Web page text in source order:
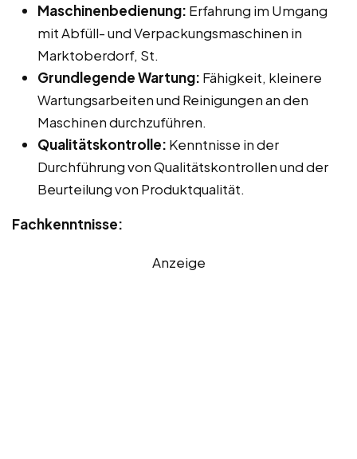
Maschinenbedienung: Erfahrung im Umgang
mit Abfüll- und Verpackungsmaschinen in
Marktoberdorf, St.
Grundlegende Wartung: Fähigkeit, kleinere
Wartungsarbeiten und Reinigungen an den
Maschinen durchzuführen.
Qualitätskontrolle: Kenntnisse in der
Durchführung von Qualitätskontrollen und der
Beurteilung von Produktqualität.
Fachkenntnisse:
Anzeige